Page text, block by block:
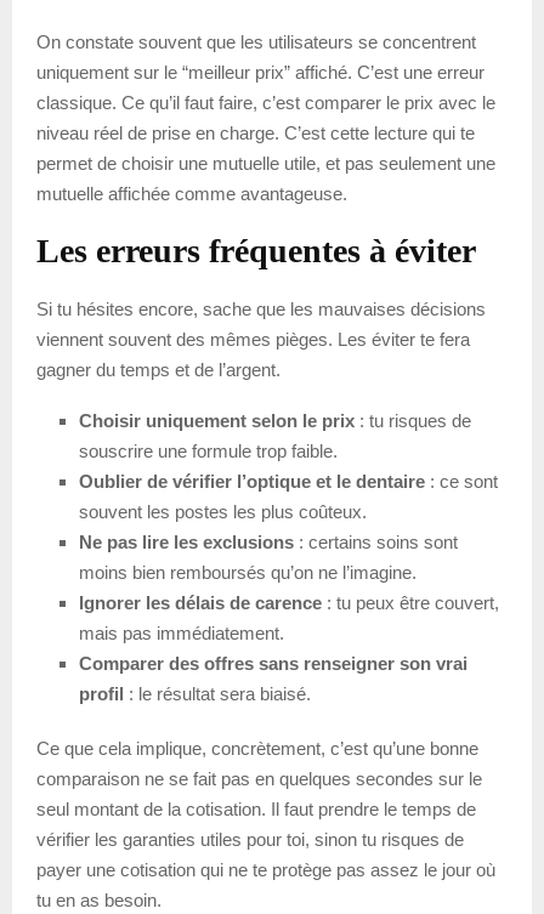
On constate souvent que les utilisateurs se concentrent
uniquement sur le “meilleur prix” affiché. C’est une erreur
classique. Ce qu’il faut faire, c’est comparer le prix avec le
niveau réel de prise en charge. C’est cette lecture qui te
permet de choisir une mutuelle utile, et pas seulement une
mutuelle affichée comme avantageuse.
Les erreurs fréquentes à éviter
Si tu hésites encore, sache que les mauvaises décisions
viennent souvent des mêmes pièges. Les éviter te fera
gagner du temps et de l’argent.
Choisir uniquement selon le prix : tu risques de
souscrire une formule trop faible.
Oublier de vérifier l’optique et le dentaire : ce sont
souvent les postes les plus coûteux.
Ne pas lire les exclusions : certains soins sont
moins bien remboursés qu’on ne l’imagine.
Ignorer les délais de carence : tu peux être couvert,
mais pas immédiatement.
Comparer des offres sans renseigner son vrai
profil : le résultat sera biaisé.
Ce que cela implique, concrètement, c’est qu’une bonne
comparaison ne se fait pas en quelques secondes sur le
seul montant de la cotisation. Il faut prendre le temps de
vérifier les garanties utiles pour toi, sinon tu risques de
payer une cotisation qui ne te protège pas assez le jour où
tu en as besoin.